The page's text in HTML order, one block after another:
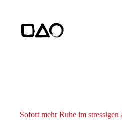
springen
Sofort mehr Ruhe im